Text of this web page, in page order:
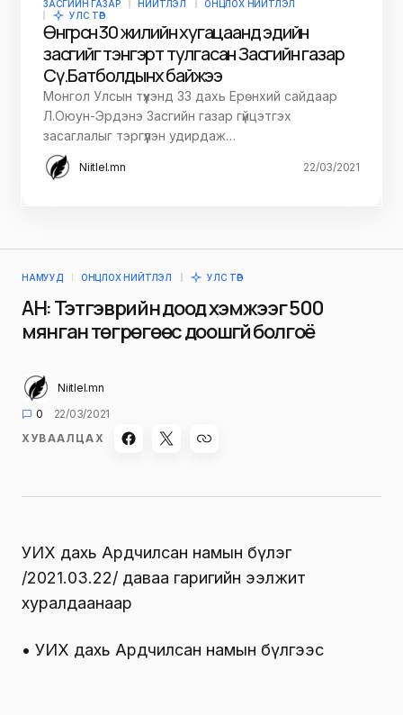
ЗАСГИЙН ГАЗАР НИЙТЛЭЛ
ОНЦЛОХ НИЙТЛЭЛ
УЛС ТӨР
Өнгөрсөн 30 жилийн хугацаанд эдийн
засгийг тэнгэрт тулгасан Засгийн газар
Сү.Батболдынх байжээ
Монгол Улсын түүхэнд 33 дахь Ерөнхий сайдаар
Л.Оюун-Эрдэнэ Засгийн газар гүйцэтгэх
засаглалыг тэргүүлэн удирдаж…
Niitlel.mn 22/03/2021
НАМУУД ОНЦЛОХ НИЙТЛЭЛ УЛС ТӨР
АН: Тэтгэврийн доод хэмжээг 500
мянган төгрөгөөс доошгүй болгоё
Niitlel.mn
0
22/03/2021
ХУВААЛЦАХ
УИХ дахь Ардчилсан намын бүлэг
/2021.03.22/ даваа гаригийн ээлжит
хуралдаанаар
• УИХ дахь Ардчилсан намын бүлгээс